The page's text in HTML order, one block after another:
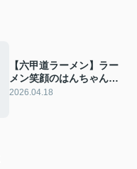
【六甲道ラーメン】ラー
メン笑顔のはんちゃんセ
ットがちょうどいい。柚
2026.04.18